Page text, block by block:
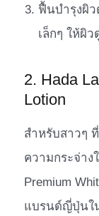
ฟื้นบำรุงผิว
เล็กๆ ให้ผิ
2. Hada
Lotion
สำหรับสาวๆ
ความกระจ่าง
Premium
แบรนด์ญี่ปุ่นใ